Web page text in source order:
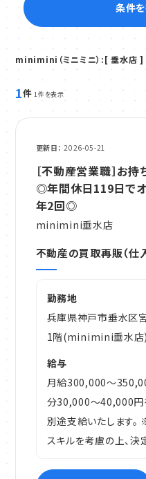
条件
minimini（ミニミニ）:[ 垂水店 ]
1件 1件を表示
更新日 2026-05-21
［不動産営業職］お
◎年間休日119日で
年2回◎
minimini垂水店
不動産の買取再販（仕
勤務地
兵庫県神戸市垂水区
1階(minimini垂水店)
給与
月給300,000～
分30,000～40,000
別途支給いたします
スキルを考慮の上、